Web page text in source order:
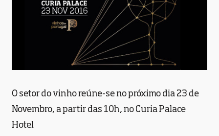
O setor do vinho reúne-se no próximo dia 23 de
Novembro, a partir das 10h, no Curia Palace
Hotel